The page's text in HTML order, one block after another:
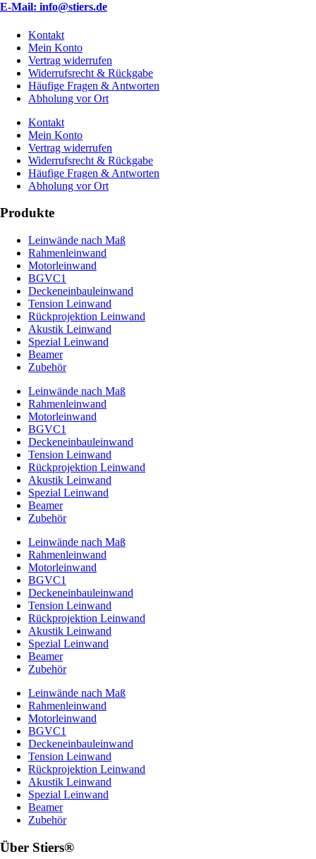
E-Mail: info@stiers.de
Kontakt
Mein Konto
Vertrag widerrufen
Widerrufsrecht & Rückgabe
Häufige Fragen & Antworten
Abholung vor Ort
Kontakt
Mein Konto
Vertrag widerrufen
Widerrufsrecht & Rückgabe
Häufige Fragen & Antworten
Abholung vor Ort
Produkte
Leinwände nach Maß
Rahmenleinwand
Motorleinwand
BGVC1
Deckeneinbauleinwand
Tension Leinwand
Rückprojektion Leinwand
Akustik Leinwand
Spezial Leinwand
Beamer
Zubehör
Leinwände nach Maß
Rahmenleinwand
Motorleinwand
BGVC1
Deckeneinbauleinwand
Tension Leinwand
Rückprojektion Leinwand
Akustik Leinwand
Spezial Leinwand
Beamer
Zubehör
Leinwände nach Maß
Rahmenleinwand
Motorleinwand
BGVC1
Deckeneinbauleinwand
Tension Leinwand
Rückprojektion Leinwand
Akustik Leinwand
Spezial Leinwand
Beamer
Zubehör
Leinwände nach Maß
Rahmenleinwand
Motorleinwand
BGVC1
Deckeneinbauleinwand
Tension Leinwand
Rückprojektion Leinwand
Akustik Leinwand
Spezial Leinwand
Beamer
Zubehör
Über Stiers®